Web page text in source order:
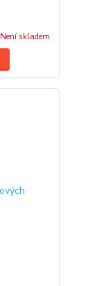
Není skladem